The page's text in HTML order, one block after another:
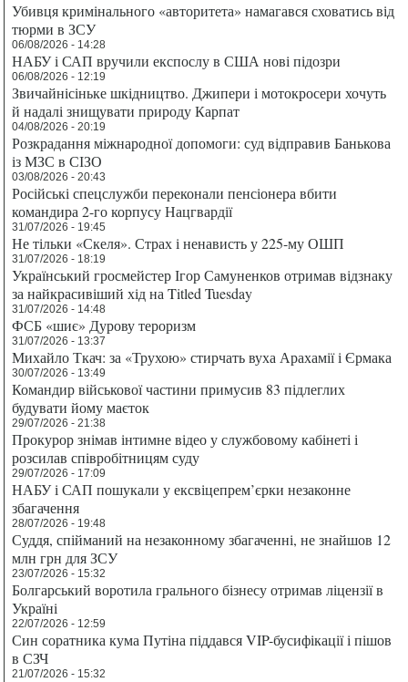
Убивця кримінального «авторитета» намагався сховатись від
тюрми в ЗСУ
06/08/2026 - 14:28
НАБУ і САП вручили експослу в США нові підозри
06/08/2026 - 12:19
Звичайнісіньке шкідництво. Джипери і мотокросери хочуть
й надалі знищувати природу Карпат
04/08/2026 - 20:19
Розкрадання міжнародної допомоги: суд відправив Банькова
із МЗС в СІЗО
03/08/2026 - 20:43
Російські спецслужби переконали пенсіонера вбити
командира 2-го корпусу Нацгвардії
31/07/2026 - 19:45
Не тільки «Скеля». Страх і ненависть у 225-му ОШП
31/07/2026 - 18:19
Український гросмейстер Ігор Самуненков отримав відзнаку
за найкрасивіший хід на Titled Tuesday
31/07/2026 - 14:48
ФСБ «шиє» Дурову тероризм
31/07/2026 - 13:37
Михайло Ткач: за «Трухою» стирчать вуха Арахамії і Єрмака
30/07/2026 - 13:49
Командир військової частини примусив 83 підлеглих
будувати йому маєток
29/07/2026 - 21:38
Прокурор знімав інтимне відео у службовому кабінеті і
розсилав співробітницям суду
29/07/2026 - 17:09
НАБУ і САП пошукали у ексвіцепрем’єрки незаконне
збагачення
28/07/2026 - 19:48
Суддя, спійманий на незаконному збагаченні, не знайшов 12
млн грн для ЗСУ
23/07/2026 - 15:32
Болгарський воротила грального бізнесу отримав ліцензії в
Україні
22/07/2026 - 12:59
Син соратника кума Путіна піддався VIP-бусифікації і пішов
в СЗЧ
21/07/2026 - 15:32